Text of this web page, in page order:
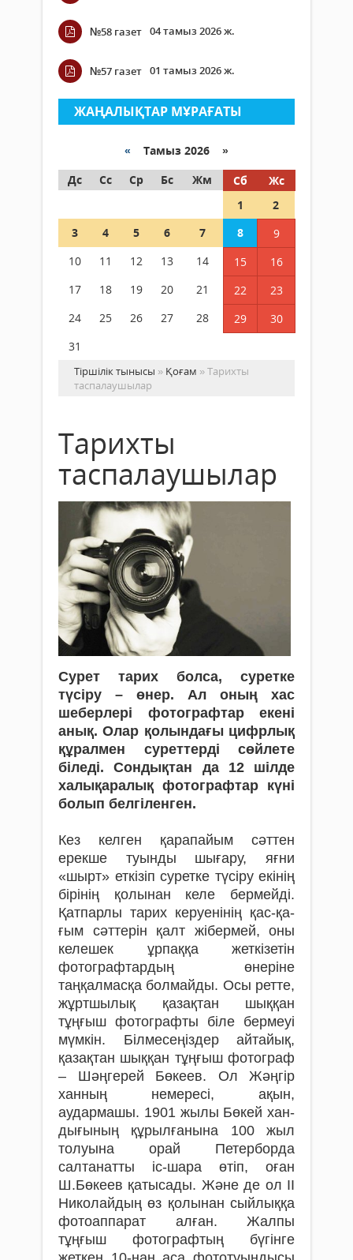
№58 газет 04 тамыз 2026 ж.
№57 газет 01 тамыз 2026 ж.
ЖАҢАЛЫҚТАР МҰРАҒАТЫ
« Тамыз 2026 »
Дс
Сс Ср Бс Жм Сб
Жс
1
2
3
4 5 6 7 8
9
10
11 12 13 14 15
16
17
18 19 20 21 22
23
24
25 26 27 28 29
30
31
Тіршілік тынысы » Қоғам » Тарихты
таспалаушылар
Тарихты
таспалаушылар
Сурет тарих болса, суретке
түсіру – өнер. Ал оның хас
шеберлері фотографтар екені
анық. Олар қолындағы цифрлық
құралмен суреттерді сөйлете
біледі. Сондықтан да 12 шілде
халықаралық фотографтар күні
болып белгіленген.
Кез келген қарапайым сәттен
ерекше туынды шығару, яғни
«шырт» еткізіп су­­рет­ке түсіру екінің
бірінің қолынан келе бер­мейді.
Қатпарлы тарих керуенінің қас-қа­
ғым сәттерін қалт жібермей, оны
келешек ұрпаққа жеткізетін
фотографтардың өнері­не
таңқалмасқа болмайды. Осы ретте,
жұртшы­лық қазақтан шыққан
тұңғыш фотограф­ты біле бермеуі
мүмкін. Білмесеңіздер ай­тайық,
қазақтан шыққан тұңғыш фотограф
– Шәңгерей Бөкеев. Ол Жәңгір
ханның не­мересі, ақын,
аудармашы. 1901 жылы Бөкей хан­
дығының құрылғанына 100 жыл
толуына орай Петерборда
салтанатты іс-шара өтіп, оған
Ш.Бөкеев қатысады. Және де ол ІІ
Нико­лайдың өз қолынан сыйлыққа
фотоап­парат алған. Жалпы
тұңғыш фотографтың бүгінге